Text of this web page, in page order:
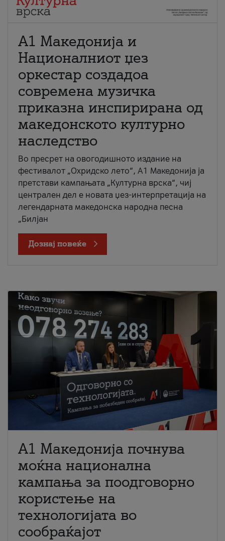
А1 Македонија и
Националниот џез
оркестар создадоа
современа музичка
приказна инспирирана од
македонското културно
наследство
Во пресрет на овогодишното издание на
фестивалот „Охридско лето“, А1 Македонија ја
претстави кампањата „Културна врска“, чиј
централен дел е новата џез-интерпретација на
легендарната македонска народна песна
„Билјан
Дознај повеќе
A1 Македонија почнува
моќна национална
кампања за поодговорно
користење на
технологијата во
сообраќајот